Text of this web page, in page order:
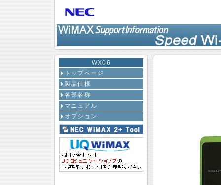
WX06
トップページ
製品仕様
各部名称
マニュアル
オプション